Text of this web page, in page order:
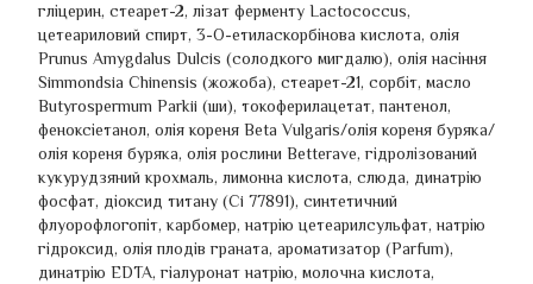
гліцерин, стеарет-2, лізат ферменту Lactococcus,
цетеариловий спирт, 3-O-етиласкорбінова кислота, олія
Prunus Amygdalus Dulcis (солодкого мигдалю), олія насіння
Simmondsia Chinensis (жожоба), стеарет-21, сорбіт, масло
Butyrospermum Parkii (ши), токоферилацетат, пантенол,
феноксіетанол, олія кореня Beta Vulgaris/олія кореня буряка/
олія кореня буряка, олія рослини Betterave, гідролізований
кукурудзяний крохмаль, лимонна кислота, слюда, динатрію
фосфат, діоксид титану (Ci 77891), синтетичний
флуорофлогопіт, карбомер, натрію цетеарилсульфат, натрію
гідроксид, олія плодів граната, ароматизатор (Parfum),
динатрію EDTA, гіалуронат натрію, молочна кислота,